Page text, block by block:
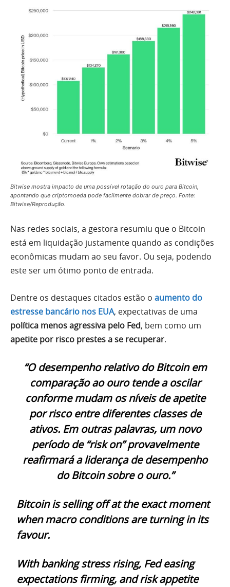
Bitwise mostra impacto de uma possível rotação do ouro para Bitcoin,
apontando que criptomoeda pode facilmente dobrar de preço. Fonte:
Bitwise/Reprodução.
Nas redes sociais, a gestora resumiu que o Bitcoin
está em liquidação justamente quando as condições
econômicas mudam ao seu favor. Ou seja, podendo
este ser um ótimo ponto de entrada.
Dentre os destaques citados estão o aumento do
estresse bancário nos EUA, expectativas de uma
política menos agressiva pelo Fed, bem como um
apetite por risco prestes a se recuperar.
“O desempenho relativo do Bitcoin em
comparação ao ouro tende a oscilar
conforme mudam os níveis de apetite
por risco entre diferentes classes de
ativos. Em outras palavras, um novo
período de “risk on” provavelmente
reafirmará a liderança de desempenho
do Bitcoin sobre o ouro.”
Bitcoin is selling off at the exact moment
when macro conditions are turning in its
favour.
With banking stress rising, Fed easing
expectations firming, and risk appetite